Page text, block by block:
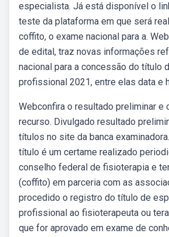
especialista. Já está disponível o
teste da plataforma em que será
coffito, o exame nacional para a.
de edital, traz novas informações
nacional para a concessão do título
profissional 2021, entre elas data e
Webconfira o resultado preliminar e
recurso. Divulgado resultado
títulos no site da banca
título é um certame realizado
conselho federal de fisioterapia e
(coffito) em parceria com as
procedido o registro do título de
profissional ao fisioterapeuta ou
que for aprovado em exame de